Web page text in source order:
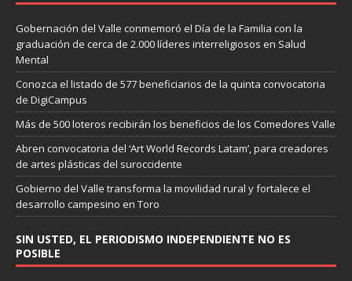
Gobernación del Valle conmemoró el Día de la Familia con la
graduación de cerca de 2.000 líderes interreligiosos en Salud
Mental
Conozca el listado de 577 beneficiarios de la quinta convocatoria
de DigiCampus
Más de 500 loteros recibirán los beneficios de los Comedores Valle
Abren convocatoria del ‘Art World Records Latam’, para creadores
de artes plásticas del suroccidente
Gobierno del Valle transforma la movilidad rural y fortalece el
desarrollo campesino en Toro
SIN USTED, EL PERIODISMO INDEPENDIENTE NO ES
POSIBLE